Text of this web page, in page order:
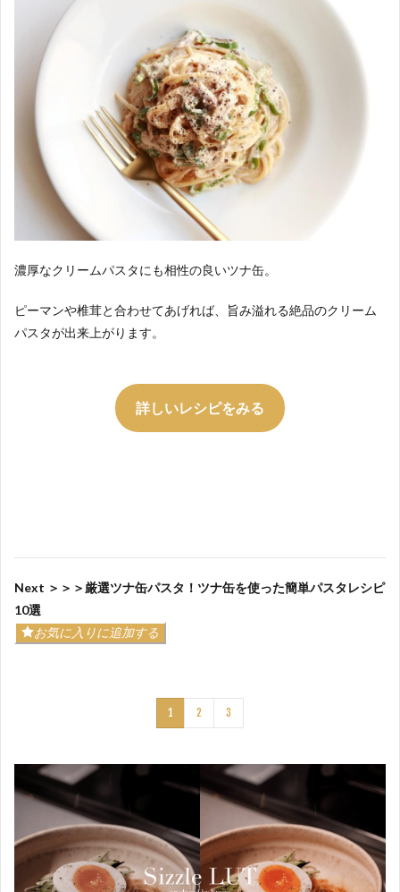
濃厚なクリームパスタにも相性の良いツナ缶。
ピーマンや椎茸と合わせてあげれば、旨み溢れる絶品のクリーム
パスタが出来上がります。
詳しいレシピをみる
Next ＞＞＞厳選ツナ缶パスタ！ツナ缶を使った簡単パスタレシピ
10選
お気に入りに追加する
1 2 3